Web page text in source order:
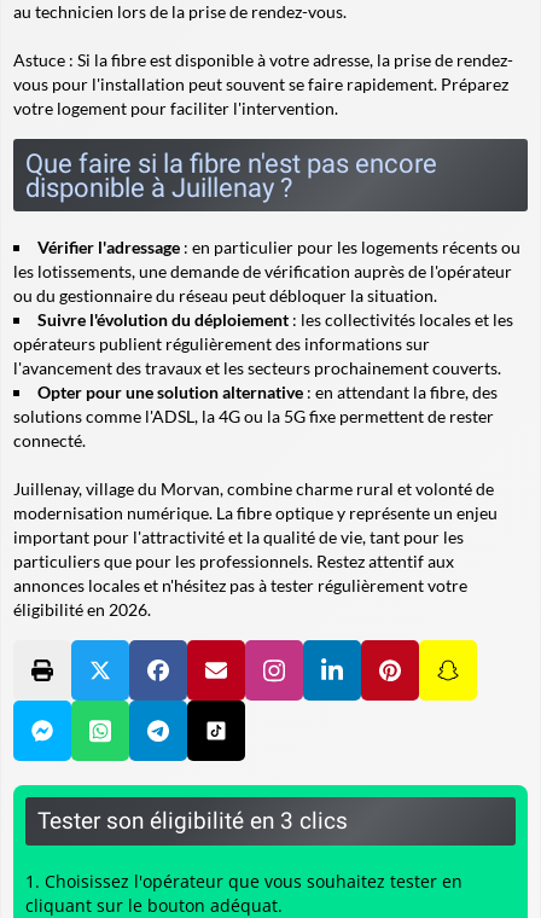
au technicien lors de la prise de rendez-vous.
Astuce : Si la fibre est disponible à votre adresse, la prise de rendez-
vous pour l'installation peut souvent se faire rapidement. Préparez
votre logement pour faciliter l'intervention.
Que faire si la fibre n'est pas encore
disponible à Juillenay ?
Vérifier l'adressage : en particulier pour les logements récents ou
les lotissements, une demande de vérification auprès de l'opérateur
ou du gestionnaire du réseau peut débloquer la situation.
Suivre l'évolution du déploiement : les collectivités locales et les
opérateurs publient régulièrement des informations sur
l'avancement des travaux et les secteurs prochainement couverts.
Opter pour une solution alternative : en attendant la fibre, des
solutions comme l'ADSL, la 4G ou la 5G fixe permettent de rester
connecté.
Juillenay, village du Morvan, combine charme rural et volonté de
modernisation numérique. La fibre optique y représente un enjeu
important pour l'attractivité et la qualité de vie, tant pour les
particuliers que pour les professionnels. Restez attentif aux
annonces locales et n'hésitez pas à tester régulièrement votre
éligibilité en 2026.
Tester son éligibilité en 3 clics
Choisissez l'opérateur que vous souhaitez tester en
cliquant sur le bouton adéquat.